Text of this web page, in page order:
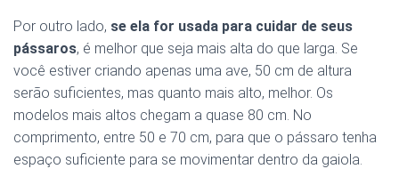
Por outro lado, se ela for usada para cuidar de seus
pássaros, é melhor que seja mais alta do que larga. Se
você estiver criando apenas uma ave, 50 cm de altura
serão suficientes, mas quanto mais alto, melhor. Os
modelos mais altos chegam a quase 80 cm. No
comprimento, entre 50 e 70 cm, para que o pássaro tenha
espaço suficiente para se movimentar dentro da gaiola.